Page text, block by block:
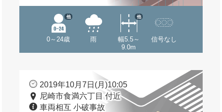
0～24歳
他
雨
幅5.5～
9.0m
他
信号なし
2019年10月7日(月)10:05
尼崎市食満六丁目 付近
車両相互 小破事故